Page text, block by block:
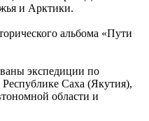
и Арктики.
альбома «Пути
экспедиции по
Саха (Якутия),
области и